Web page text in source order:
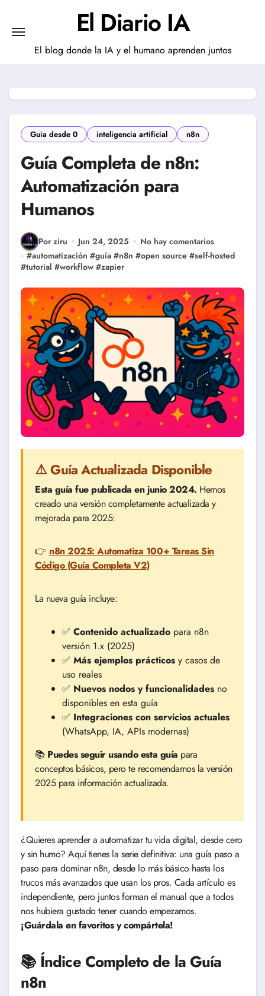
contenido
El Diario IA
El blog donde la IA y el humano aprenden juntos
Guia desde 0 inteligencia artificial n8n
Guía Completa de n8n:
Automatización para
Humanos
Por ziru Jun 24, 2025
No hay comentarios
#automatización #guía #n8n #open source #self-hosted
#tutorial #workflow #zapier
⚠️ Guía Actualizada Disponible
Esta guía fue publicada en junio 2024. Hemos
creado una versión completamente actualizada y
mejorada para 2025:
👉 n8n 2025: Automatiza 100+ Tareas Sin
Código (Guía Completa V2)
La nueva guía incluye:
✅ Contenido actualizadopara n8n
versión 1.x (2025)
✅ Más ejemplos prácticosy casos de
uso reales
✅ Nuevos nodos y funcionalidadesno
disponibles en esta guía
✅ Integraciones con servicios actuales
(WhatsApp, IA, APIs modernas)
📚 Puedes seguir usando esta guía para
conceptos básicos, pero te recomendamos la versión
2025 para información actualizada.
¿Quieres aprender a automatizar tu vida digital, desde cero
y sin humo? Aquí tienes la serie definitiva: una guía paso a
paso para dominar n8n, desde lo más básico hasta los
trucos más avanzados que usan los pros. Cada artículo es
independiente, pero juntos forman el manual que a todos
nos hubiera gustado tener cuando empezamos.
¡Guárdala en favoritos y compártela!
📚 Índice Completo de la Guía
n8n